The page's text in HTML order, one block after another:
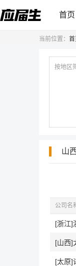
首页
当前位置： 首
按地区
山
公司名
[山西]
[太原]